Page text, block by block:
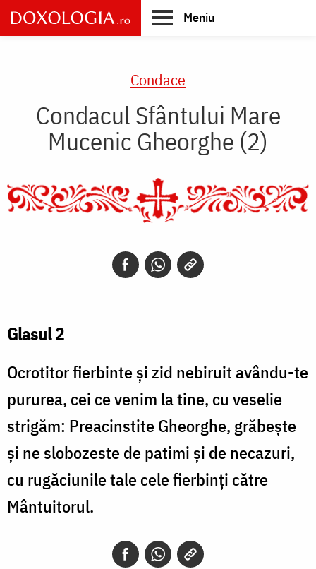
Skip
to
main
Meniu
Condace
Condacul Sfântului Mare
Mucenic Gheorghe (2)
Glasul 2
Ocrotitor fierbinte și zid nebiruit avându-te
pururea, cei ce venim la tine, cu veselie
strigăm: Preacinstite Gheorghe, grăbește
și ne slobozeste de patimi și de necazuri,
cu rugăciunile tale cele fierbinți către
Mântuitorul.